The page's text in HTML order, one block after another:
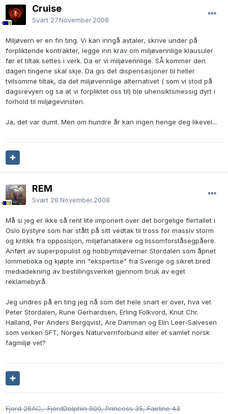
Cruise
Svart 27.November.2008
Miljøvern er en fin ting. Vi kan inngå avtaler, skrive under på
forpliktende kontrakter, legge inn krav om miljøvennlige klausuler
før et tiltak settes i verk. Da er vi miljøvennlige. SÅ kommer den
dagen tingene skal skje. Da gis det dispensasjoner til heller
tvilsomme tiltak, da det miljøvennlige alternativet ( som vi stod på
dagsrevyen og sa at vi forpliktet oss til) ble uhensiktsmessig dyrt i
forhold til miljøgevinsten.
Ja, det var dumt. Men om hundre år kan ingen henge deg likevel...
REM
Svart 28.November.2008
Må si jeg er ikke så rent lite imponert over det borgelige flertallet i
Oslo bystyre som har stått på sitt vedtak til tross for massiv storm
og kritikk fra opposisjon, miljøfanatikere og lissomforståsegpåere.
Anført av superpopulist og hobbymiljøverner Stordalen som åpnet
lommeboka og kjøpte inn "ekspertise" fra Sverige og sikret bred
mediadekning av bestillingsverket gjennom bruk av eget
reklamebyrå.
Jeg undres på en ting jeg nå som det hele snart er over, hva vet
Peter Stordalen, Rune Gerhardsen, Erling Folkvord, Knut Chr.
Halland, Per Anders Bergqvist, Are Damman og Elin Leer-Salvesen
som verken SFT, Norges Naturvernforbund eller et samlet norsk
fagmiljø vet?
Fjord 26AC, FjordDolphin 900, Princess 35,Fairline 43